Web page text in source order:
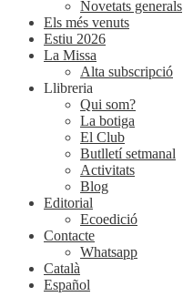
Novetats generals
Els més venuts
Estiu 2026
La Missa
Alta subscripció
Llibreria
Qui som?
La botiga
El Club
Butlletí setmanal
Activitats
Blog
Editorial
Ecoedició
Contacte
Whatsapp
Català
Español